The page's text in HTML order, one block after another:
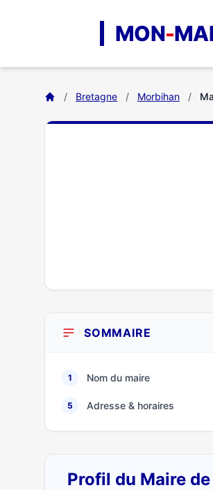
MON-
/ Bretagne / Morbihan /
SOMMAIRE
1 Nom du maire
5 Adresse & horaires
Profil du Maire